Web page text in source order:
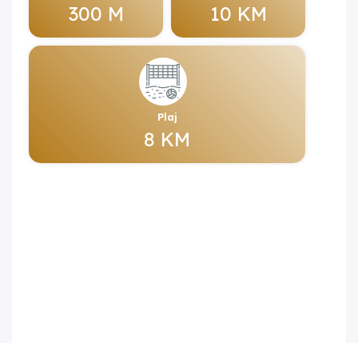
300 M 10 KM
Plaj
8 KM